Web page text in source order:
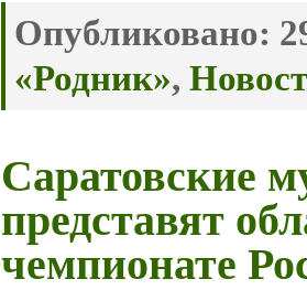
Опубликовано:
«Родник»,
Саратовские
представят
чемпионате